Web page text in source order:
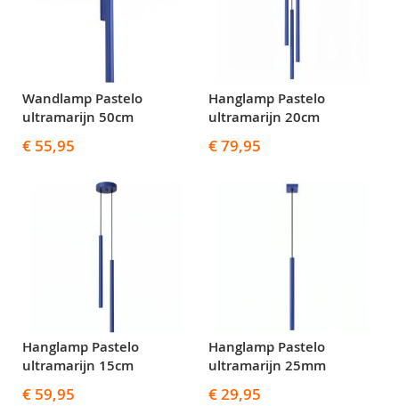
Wandlamp Pastelo
ultramarijn 50cm
€ 55,95
Hanglamp Pastelo
ultramarijn 20cm
€ 79,95
Hanglamp Pastelo
ultramarijn 15cm
€ 59,95
Hanglamp Pastelo
ultramarijn 25mm
€ 29,95